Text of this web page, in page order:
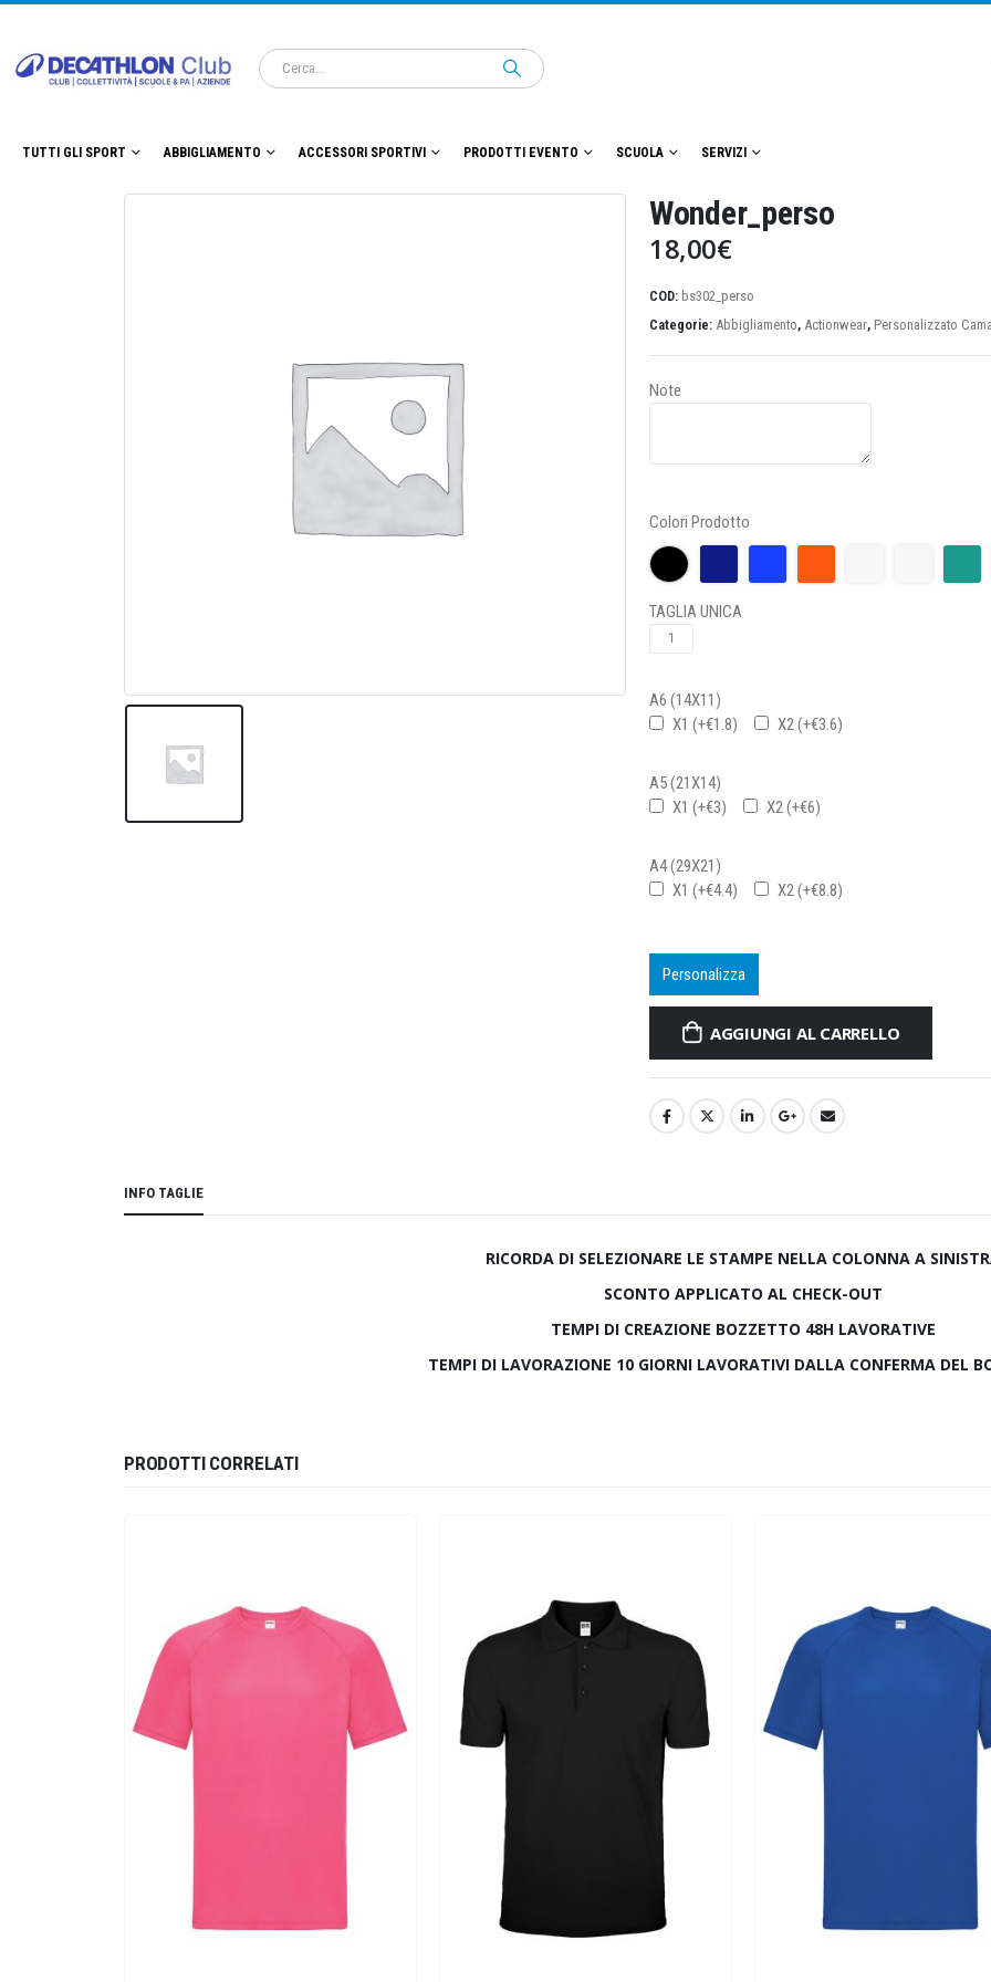
TUTTI GLI SPORT ABBIGLIAMENTO ACCESSORI SPORTIVI PRODOTTI EVENTO SCUOLA SERVIZI
Wonder_perso
18,00€
COD: bs302_perso
Categorie: Abbigliamento, Actionwear, Personalizzato
Note
Colori Prodotto
TAGLIA UNICA
A6 (14X11)
X1 (+€1.8)
X2 (+€3.6)
A5 (21X14)
X1 (+€3)
X2 (+€6)
A4 (29X21)
X1 (+€4.4)
X2 (+€8.8)
Personalizza
AGGIUNGI AL CARRELLO
INFO TAGLIE
RICORDA DI SELEZIONARE LE STAMPE NELLA COLONNA A
SCONTO APPLICATO AL CHECK-OUT
TEMPI DI CREAZIONE BOZZETTO 48H LAVORATIVE
TEMPI DI LAVORAZIONE 10 GIORNI LAVORATIVI DALLA CONFERMA DEL
PRODOTTI CORRELATI